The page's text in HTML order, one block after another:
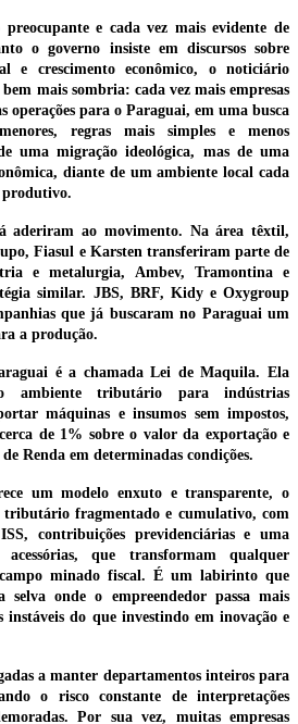
e cada vez mais evidente de
o governo insiste em discursos sobre
e crescimento econômico, o noticiário
mais sombria: cada vez mais empresas
operações para o Paraguai, em uma busca
regras mais simples e menos
uma migração ideológica, mas de uma
diante de um ambiente local cada
produtivo.
aderiram ao movimento. Na área têxtil,
Fiasul e Karsten transferiram parte de
e metalurgia, Ambev, Tramontina e
similar. JBS, BRF, Kidy e Oxygroup
que já buscaram no Paraguai um
a produção.
é a chamada Lei de Maquila. Ela
ambiente tributário para indústrias
máquinas e insumos sem impostos,
de 1% sobre o valor da exportação e
Renda em determinadas condições.
um modelo enxuto e transparente, o
tributário fragmentado e cumulativo, com
contribuições previdenciárias e uma
que transformam qualquer
minado fiscal. É um labirinto que
selva onde o empreendedor passa mais
do que investindo em inovação e
a manter departamentos inteiros para
o risco constante de interpretações
Por sua vez, muitas empresas